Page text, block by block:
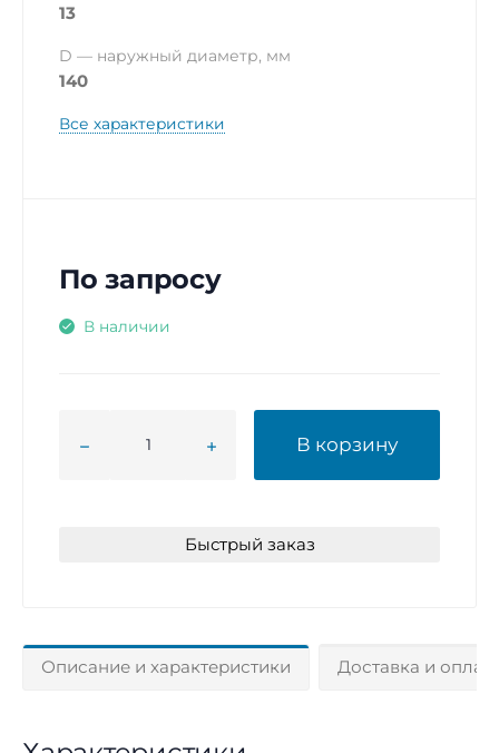
13
D — наружный диаметр, мм
140
Все характеристики
По запросу
В наличии
В корзину
Быстрый заказ
Описание и характеристики Доставка и